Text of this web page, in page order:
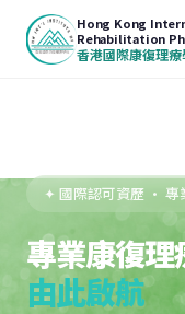
Hong Kong
Rehabilitation
香港國際康復理療
✦ 國際認可資歷 · 專
專業康復理
由此啟航